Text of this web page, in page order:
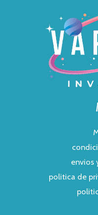
envios
politica de